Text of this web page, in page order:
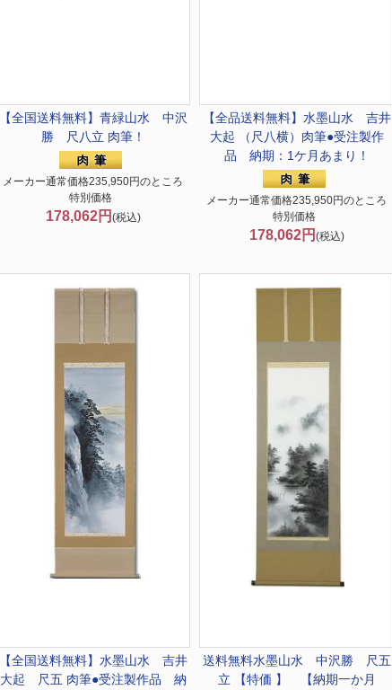
【全国送料無料】 青緑山水 中沢
勝 尺八立 肉筆！
メーカー通常価格235,950円のところ
特別価格
178,062円 (税込)
【全品送料無料】 水墨山水 吉井
大起 （尺八横）肉筆●受注製作
品 納期：1ケ月あまり！
メーカー通常価格235,950円のところ
特別価格
178,062円 (税込)
【全国送料無料】 水墨山水 吉井
大起 尺五 肉筆●受注製作品 納
送料無料水墨山水 中沢勝 尺五
立 【特価 】 【納期一か月